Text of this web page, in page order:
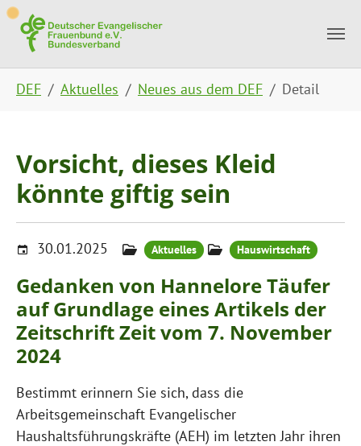
Skip to main content
Skip to page footer
DEF Aktuelles Neues aus dem DEF Detail
Vorsicht, dieses Kleid
könnte giftig sein
30.01.2025 Aktuelles Hauswirtschaft
Gedanken von Hannelore Täufer
auf Grundlage eines Artikels der
Zeitschrift Zeit vom 7. November
2024
Bestimmt erinnern Sie sich, dass die
Arbeitsgemeinschaft Evangelischer
Haushaltsführungskräfte (AEH) im letzten Jahr ihren